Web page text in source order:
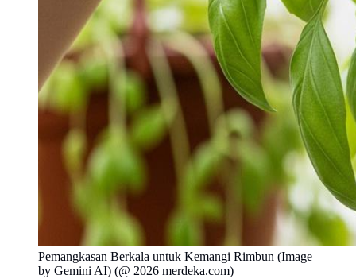
Pemangkasan Berkala untuk Kemangi Rimbun (Image
by Gemini AI) (@ 2026 merdeka.com)